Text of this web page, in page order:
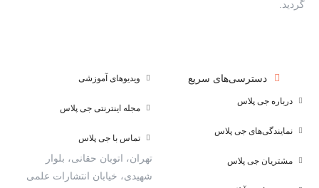
گردید.
دسترسی‌های سریع
درباره جی پلاس
نمایندگی‌های جی پلاس
مشتریان جی پلاس
ویدیوهای آموزشی
مجله اینترنتی جی پلاس
تماس با جی پلاس
تهران، اتوبان حقانی، بلوار
شهیدی، خیابان انتشارات علمی